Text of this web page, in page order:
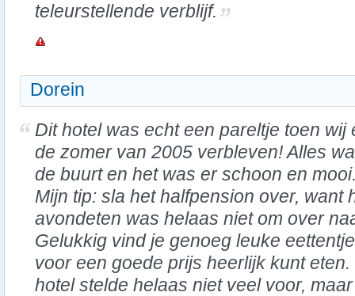
teleurstellende verblijf.
Dorein
Dit hotel was echt een pareltje toen wij
de zomer van 2005 verbleven! Alles
de buurt en het was er schoon en
Mijn tip: sla het halfpension over, want
avondeten was helaas niet om over
Gelukkig vind je genoeg leuke
voor een goede prijs heerlijk kunt
hotel stelde helaas niet veel voor,